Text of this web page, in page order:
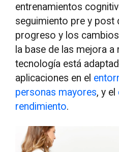
entrenamientos
seguimiento pre y post
progreso y los
la base de las mejora
tecnología está
aplicaciones en el
personas mayores, y el
rendimiento.